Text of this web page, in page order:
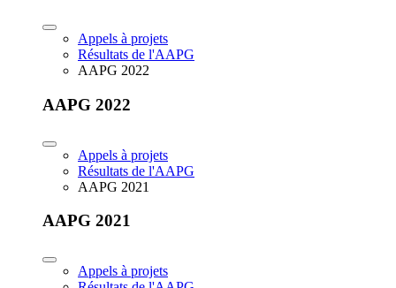
Appels à projets
Résultats de l'AAPG
AAPG 2022
AAPG 2022
Appels à projets
Résultats de l'AAPG
AAPG 2021
AAPG 2021
Appels à projets